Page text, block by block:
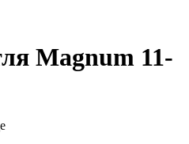
Magnum 11-